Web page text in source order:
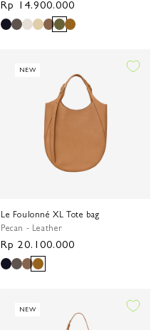
Harga
reguler
Rp 14.900.000
NEW
Le Foulonné XL Tote bag
Pecan - Leather
Harga
reguler
Rp 20.100.000
NEW